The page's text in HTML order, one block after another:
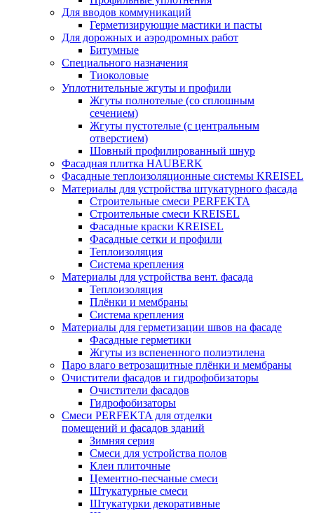
Для вводов коммуникаций
Герметизирующие мастики и пасты
Для дорожных и аэродромных работ
Битумные
Специального назначения
Тиоколовые
Уплотнительные жгуты и профили
Жгуты полнотелые (со сплошным
сечением)
Жгуты пустотелые (с центральным
отверстием)
Шовный профилированный шнур
Фасадная плитка HAUBERK
Фасадные теплоизоляционные системы KREISEL
Материалы для устройства штукатурного фасада
Строительные смеси PERFEKTA
Строительные смеси KREISEL
Фасадные краски KREISEL
Фасадные сетки и профили
Теплоизоляция
Система крепления
Материалы для устройства вент. фасада
Теплоизоляция
Плёнки и мембраны
Система крепления
Материалы для герметизации швов на фасаде
Фасадные герметики
Жгуты из вспененного полиэтилена
Паро влаго ветрозащитные плёнки и мембраны
Очистители фасадов и гидрофобизаторы
Очистители фасадов
Гидрофобизаторы
Смеси PERFEKTA для отделки
помещений и фасадов зданий
Зимняя серия
Смеси для устройства полов
Клеи плиточные
Цементно-песчаные смеси
Штукатурные смеси
Штукатурки декоративные